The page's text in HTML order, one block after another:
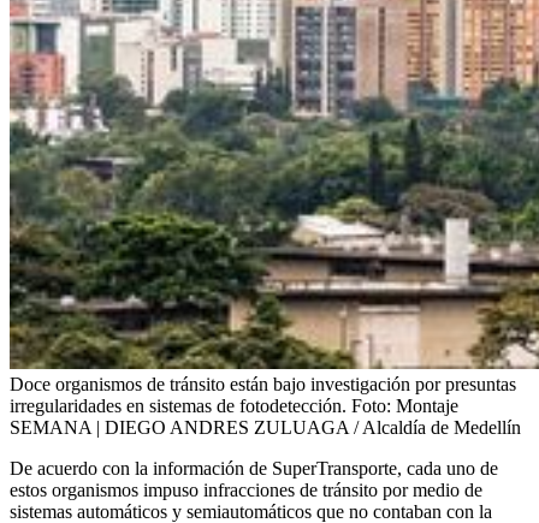
Doce organismos de tránsito están bajo investigación por presuntas
irregularidades en sistemas de fotodetección. Foto: Montaje
SEMANA | DIEGO ANDRES ZULUAGA / Alcaldía de Medellín
De acuerdo con la información de SuperTransporte, cada uno de
estos organismos impuso infracciones de tránsito por medio de
sistemas automáticos y semiautomáticos que no contaban con la